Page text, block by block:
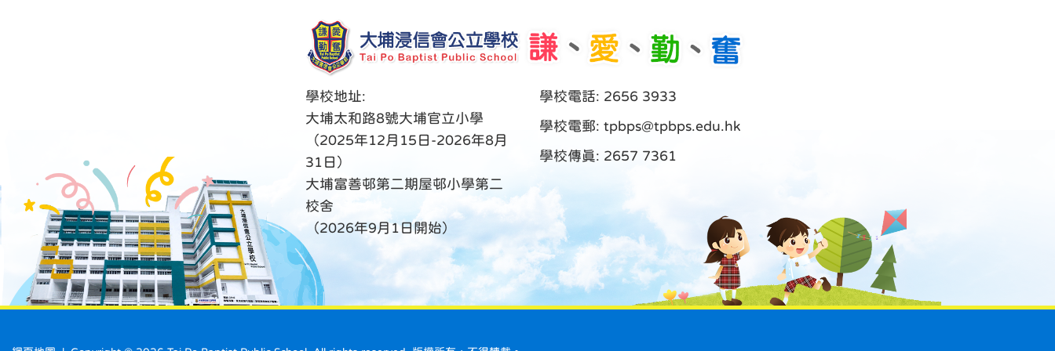
學校地址:
大埔太和路8號大埔官立小學
（2025年12月15日-2026年8月
31日）
大埔富善邨第二期屋邨小學第二
校舍
（2026年9月1日開始）
學校電話: 2656 3933
學校電郵: tpbps@tpbps.edu.hk
學校傳真: 2657 7361